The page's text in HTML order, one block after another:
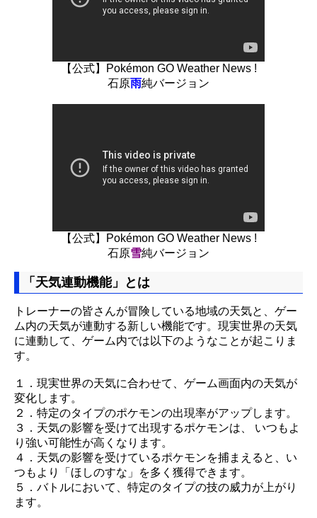
【公式】Pokémon GO Weather News !
石原雨純バージョン
【公式】Pokémon GO Weather News !
石原雪純バージョン
「天気連動機能」とは
トレーナーの皆さんが冒険している地域の天気と、ゲー
ム内の天気が連動する新しい機能です。現実世界の天気
に連動して、ゲーム内では以下のようなことが起こりま
す。
１．現実世界の天気に合わせて、ゲーム画面内の天気が
変化します。
２．特定のタイプのポケモンの出現率がアップします。
３．天気の影響を受けて出現するポケモンは、 いつもよ
り強い可能性が高くなります。
４．天気の影響を受けているポケモンを捕まえると、い
つもより「ほしのすな」を多く獲得できます。
５．バトルにおいて、特定のタイプの技の威力が上がり
ます。